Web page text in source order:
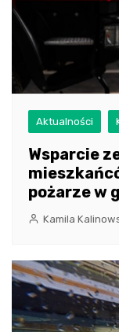
Aktualności
Wsparcie
pożarze w
Kamila